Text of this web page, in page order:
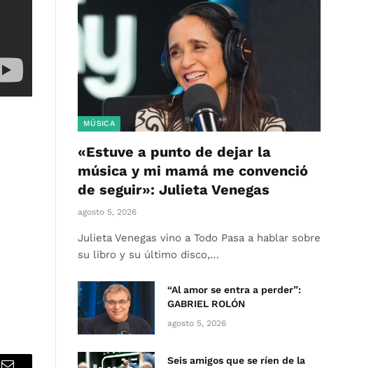
MÚSICA
«Estuve a punto de dejar la
música y mi mamá me convenció
de seguir»: Julieta Venegas
agosto 5, 2026
Julieta Venegas vino a Todo Pasa a hablar sobre
su libro y su último disco,…
“Al amor se entra a perder”:
GABRIEL ROLÓN
agosto 5, 2026
Seis amigos que se ríen de la